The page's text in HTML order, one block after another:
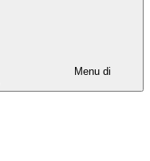
Menu di